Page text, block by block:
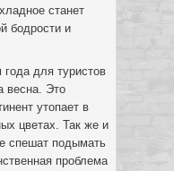
станет
бодрости и
для туристов
весна. Это
утопает в
цветах. Так же и
спешат подымать
проблема